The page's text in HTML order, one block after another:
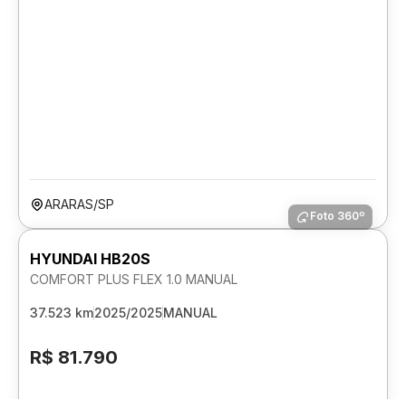
ARARAS/SP
Foto 360º
HYUNDAI HB20S
COMFORT PLUS FLEX 1.0 MANUAL
37.523 km2025/2025MANUAL
R$ 81.790